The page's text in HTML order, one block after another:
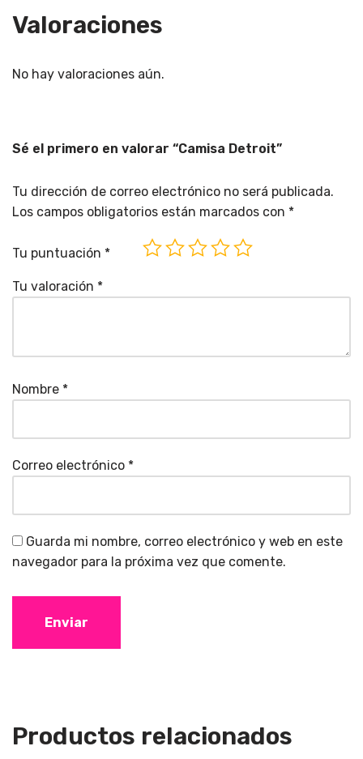
Valoraciones
No hay valoraciones aún.
Sé el primero en valorar “Camisa Detroit”
Tu dirección de correo electrónico no será publicada.
Los campos obligatorios están marcados con *
Tu puntuación *
Tu valoración *
Nombre *
Correo electrónico *
Guarda mi nombre, correo electrónico y web en este
navegador para la próxima vez que comente.
Productos relacionados